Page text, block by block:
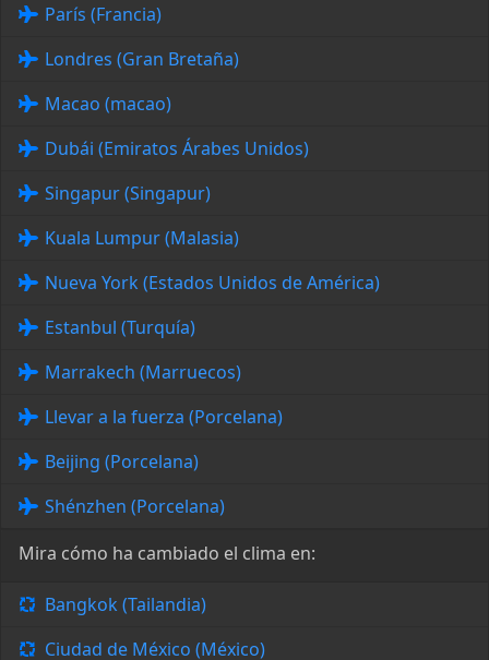
París (Francia)
Londres (Gran Bretaña)
Macao (macao)
Dubái (Emiratos Árabes Unidos)
Singapur (Singapur)
Kuala Lumpur (Malasia)
Nueva York (Estados Unidos de América)
Estanbul (Turquía)
Marrakech (Marruecos)
Llevar a la fuerza (Porcelana)
Beijing (Porcelana)
Shénzhen (Porcelana)
Mira cómo ha cambiado el clima en:
Bangkok (Tailandia)
Ciudad de México (México)